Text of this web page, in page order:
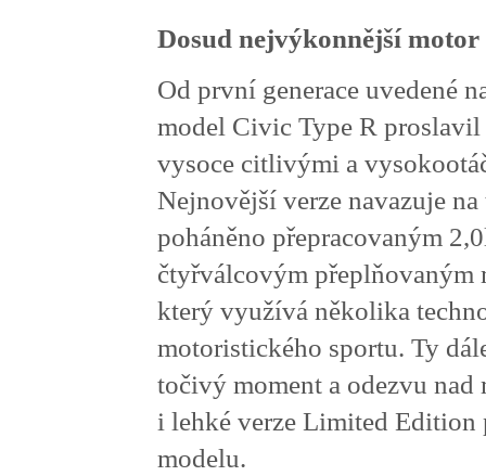
Dosud nejvýkonnější
Od první generace uvedené
model Civic Type R
vysoce citlivými a
Nejnovější verze navazuje
poháněno přepracovaným
čtyřválcovým přeplňovaným
který využívá několika
motoristického sportu. Ty
točivý moment a odezvu nad
i lehké verze Limited Edition
modelu.